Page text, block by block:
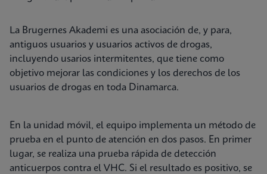
La Brugernes Akademi es una asociación de, y para,
antiguos usuarios y usuarios activos de drogas,
incluyendo usarios intermitentes, que tiene como
objetivo mejorar las condiciones y los derechos de los
usuarios de drogas en toda Dinamarca.
En la unidad móvil, el equipo implementa un método de
prueba en el punto de atención en dos pasos. En primer
lugar, se realiza una prueba rápida de detección
anticuerpos contra el VHC. Si el resultado es positivo, se